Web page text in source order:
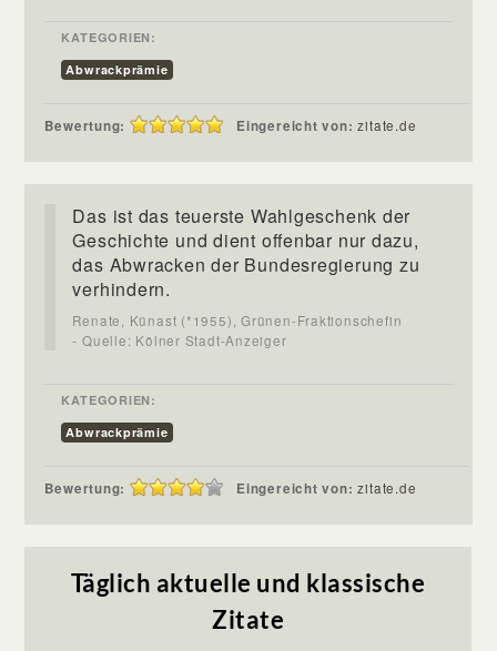
KATEGORIEN:
Abwrackprämie
Bewertung: Eingereicht von:zitate.de
Das ist das teuerste Wahlgeschenk der
Geschichte und dient offenbar nur dazu,
das Abwracken der Bundesregierung zu
verhindern.
Renate, Künast (*1955), Grünen-Fraktionschefin
- Quelle: Kölner Stadt-Anzeiger
KATEGORIEN:
Abwrackprämie
Bewertung: Eingereicht von:zitate.de